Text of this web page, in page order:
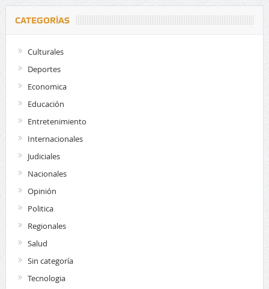
CATEGORÍAS
Culturales
Deportes
Economica
Educación
Entretenimiento
Internacionales
Judiciales
Nacionales
Opinión
Politica
Regionales
Salud
Sin categoría
Tecnologia